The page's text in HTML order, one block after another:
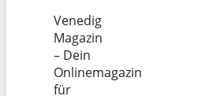
Venedig
Magazin
– Dein
Onlinemagazin
für